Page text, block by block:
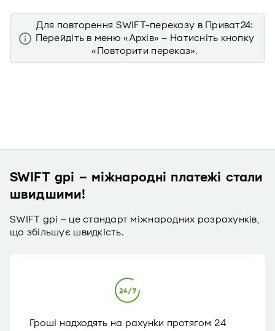
Для повторення SWIFT-переказу в Приват24:
Перейдіть в меню «Архів» – Натисніть кнопку
«Повторити переказ».
SWIFT gpi – міжнародні платежі стали
швидшими!
SWIFT gpi – це стандарт міжнародних розрахунків,
що збільшує швидкість.
Гроші надходять на рахунки протягом 24